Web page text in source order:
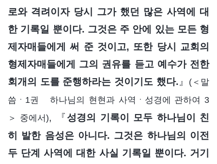
로와 격려이자 당시 그가 했던 많은 사역에 대
한 기록일 뿐이다. 그것은 주 안에 있는 모든 형
제자매들에게 써 준 것이고, 또한 당시 교회의
형제자매들에게 그의 권유를 듣고 예수가 전한
회개의 도를 준행하라는 것이기도 했다. 』 (＜말
씀ㆍ1권 하나님의 현현과 사역ㆍ성경에 관하여 3
＞ 중에서), 『 성경의 기록이 모두 하나님이 친
히 발한 음성은 아니다. 그것은 하나님의 이전
두 단계 사역에 대한 사실 기록일 뿐이다. 거기